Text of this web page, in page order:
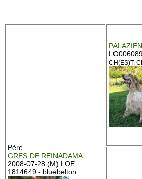
Père
GRES DE REINADAMA
2008-07-28 (M) LOE
1814649 - bluebelton
CH(ES)T,